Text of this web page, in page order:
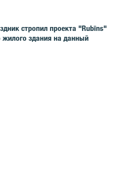
стропил проекта "Rubīns"
здания на данный